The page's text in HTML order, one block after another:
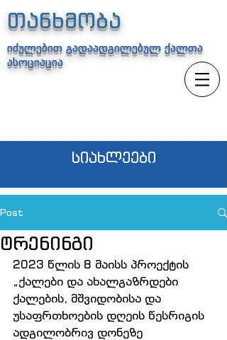
თანხმობა
იძულებით გადაადგილებულ ქალთა
ასოციაცია
სიახლეები
Post
ტრენინგი
2023 წლის 8 მაისს პროექტის
„ქალები და ახალგაზრდები
ქალების, მშვიდობისა და
უსაფრთხოების დღეის წესრიგის
ადგილობრივ დონეზე